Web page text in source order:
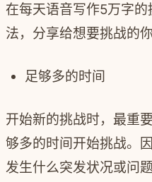
在每天语音写作5万字
法，分享给想要挑战的你
足够多的时间
开始新的挑战时，最重
够多的时间开始挑战。
发生什么突发状况或问